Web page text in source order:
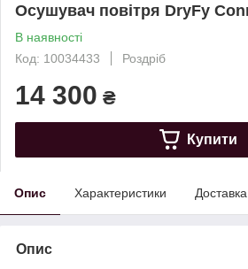
Осушувач повітря DryFy
В наявності
Код: 10034433
Роздріб
14 300 ₴
Купити
Опис Характеристики Доставка
Опис